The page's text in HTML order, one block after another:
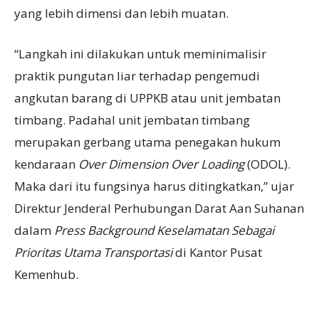
yang lebih dimensi dan lebih muatan.
“Langkah ini dilakukan untuk meminimalisir
praktik pungutan liar terhadap pengemudi
angkutan barang di UPPKB atau unit jembatan
timbang. Padahal unit jembatan timbang
merupakan gerbang utama penegakan hukum
kendaraan Over Dimension Over Loading(ODOL).
Maka dari itu fungsinya harus ditingkatkan,” ujar
Direktur Jenderal Perhubungan Darat Aan Suhanan
dalam Press Background Keselamatan Sebagai
Prioritas Utama Transportasidi Kantor Pusat
Kemenhub.